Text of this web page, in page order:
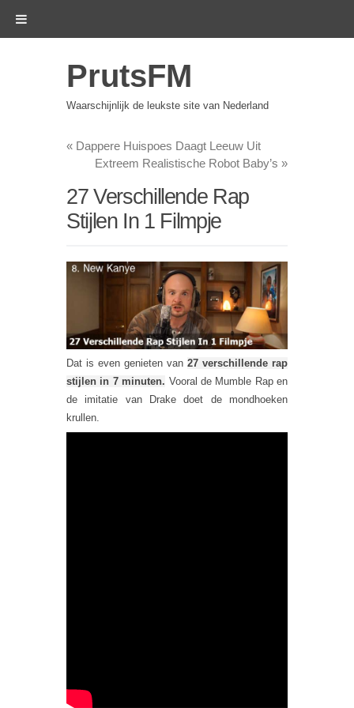
PrutsFM
Waarschijnlijk de leukste site van Nederland
« Dappere Huispoes Daagt Leeuw Uit
Extreem Realistische Robot Baby’s »
27 Verschillende Rap
Stijlen In 1 Filmpje
Dat is even genieten van 27 verschillende rap
stijlen in 7 minuten. Vooral de Mumble Rap en
de imitatie van Drake doet de mondhoeken
krullen.